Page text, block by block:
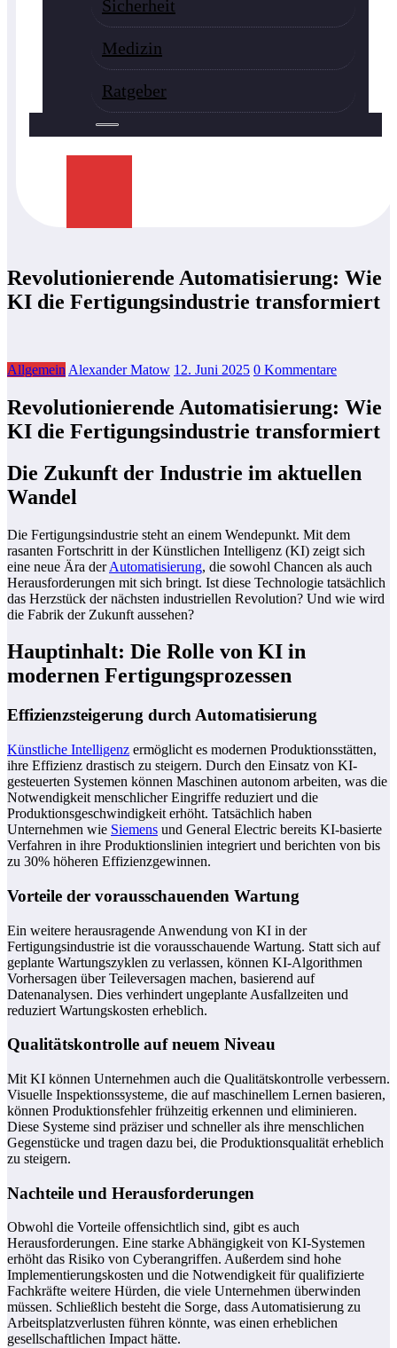
Sicherheit
Medizin
Ratgeber
Revolutionierende Automatisierung: Wie
KI die Fertigungsindustrie transformiert
Allgemein Alexander Matow 12. Juni 2025 0 Kommentare
Revolutionierende Automatisierung: Wie
KI die Fertigungsindustrie transformiert
Die Zukunft der Industrie im aktuellen
Wandel
Die Fertigungsindustrie steht an einem Wendepunkt. Mit dem
rasanten Fortschritt in der Künstlichen Intelligenz (KI) zeigt sich
eine neue Ära derAutomatisierung, die sowohl Chancen als auch
Herausforderungen mit sich bringt. Ist diese Technologie tatsächlich
das Herzstück der nächsten industriellen Revolution? Und wie wird
die Fabrik der Zukunft aussehen?
Hauptinhalt: Die Rolle von KI in
modernen Fertigungsprozessen
Effizienzsteigerung durch Automatisierung
Künstliche Intelligenz ermöglicht es modernen Produktionsstätten,
ihre Effizienz drastisch zu steigern. Durch den Einsatz von KI-
gesteuerten Systemen können Maschinen autonom arbeiten, was die
Notwendigkeit menschlicher Eingriffe reduziert und die
Produktionsgeschwindigkeit erhöht. Tatsächlich haben
Unternehmen wie Siemens und General Electric bereits KI-basierte
Verfahren in ihre Produktionslinien integriert und berichten von bis
zu 30% höheren Effizienzgewinnen.
Vorteile der vorausschauenden Wartung
Ein weitere herausragende Anwendung von KI in der
Fertigungsindustrie ist die vorausschauende Wartung. Statt sich auf
geplante Wartungszyklen zu verlassen, können KI-Algorithmen
Vorhersagen über Teileversagen machen, basierend auf
Datenanalysen. Dies verhindert ungeplante Ausfallzeiten und
reduziert Wartungskosten erheblich.
Qualitätskontrolle auf neuem Niveau
Mit KI können Unternehmen auch die Qualitätskontrolle verbessern.
Visuelle Inspektionssysteme, die auf maschinellem Lernen basieren,
können Produktionsfehler frühzeitig erkennen und eliminieren.
Diese Systeme sind präziser und schneller als ihre menschlichen
Gegenstücke und tragen dazu bei, die Produktionsqualität erheblich
zu steigern.
Nachteile und Herausforderungen
Obwohl die Vorteile offensichtlich sind, gibt es auch
Herausforderungen. Eine starke Abhängigkeit von KI-Systemen
erhöht das Risiko von Cyberangriffen. Außerdem sind hohe
Implementierungskosten und die Notwendigkeit für qualifizierte
Fachkräfte weitere Hürden, die viele Unternehmen überwinden
müssen. Schließlich besteht die Sorge, dass Automatisierung zu
Arbeitsplatzverlusten führen könnte, was einen erheblichen
gesellschaftlichen Impact hätte.